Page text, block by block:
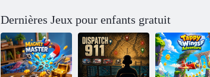
Dernières Jeux pour enfants gratuit